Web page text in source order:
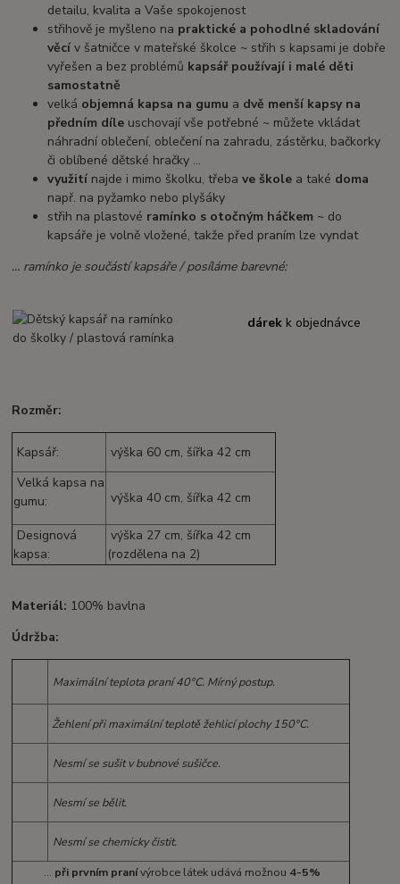
detailu, kvalita a Vaše spokojenost
střihově je myšleno na praktické a pohodlné skladování
věcív šatničce v mateřské školce ~ střih s kapsami je dobře
vyřešen a bez problémů kapsář používají i malé děti
samostatně
velká objemná kapsa na gumu a dvě menší kapsy na
předním díle uschovají vše potřebné ~ můžete vkládat
náhradní oblečení, oblečení na zahradu, zástěrku, bačkorky
či oblíbené dětské hračky ...
využití najde i mimo školku, třebave škole a také doma
např. na pyžamko nebo plyšáky
střih na plastové ramínko s otočným háčkem ~ do
kapsáře je volně vložené, takže před praním lze vyndat
... ramínko je součástí kapsáře / posíláme barevné:
dárek k objednávce
Rozměr:
Kapsář:
výška 60 cm, šířka 42 cm
Velká kapsa na
gumu:
výška 40 cm, šířka 42 cm
Designová
kapsa:
výška 27 cm, šířka 42 cm
(rozdělena na 2)
Materiál: 100% bavlna
Údržba:
Maximální teplota praní 40°C. Mírný postup.
Žehlení při maximální teplotě žehlicí plochy 150°C.
Nesmí se sušit v bubnové sušičce.
Nesmí se bělit.
Nesmí se chemicky čistit.
... při prvním pranívýrobce látek udává možnou 4-5%